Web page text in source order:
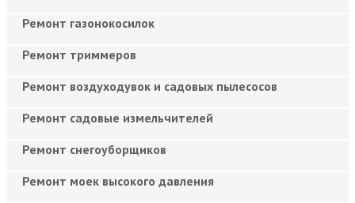
Ремонт газонокосилок
Ремонт триммеров
Ремонт воздуходувок и садовых пылесосов
Ремонт садовые измельчителей
Ремонт снегоуборщиков
Ремонт моек высокого давления